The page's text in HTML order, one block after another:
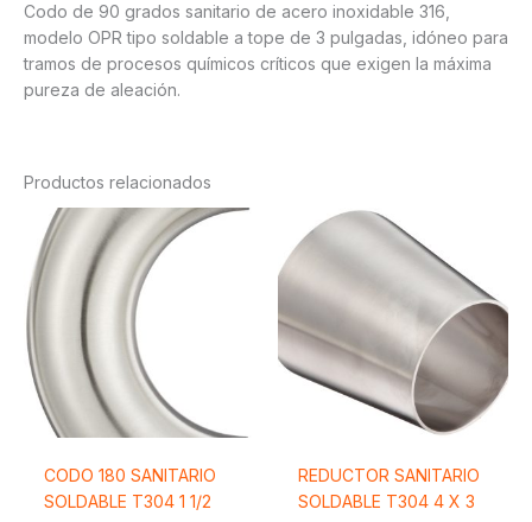
Codo de 90 grados sanitario de acero inoxidable 316,
modelo OPR tipo soldable a tope de 3 pulgadas, idóneo para
tramos de procesos químicos críticos que exigen la máxima
pureza de aleación.
Productos relacionados
CODO 180 SANITARIO
SOLDABLE T304 1 1/2
REDUCTOR SANITARIO
SOLDABLE T304 4 X 3